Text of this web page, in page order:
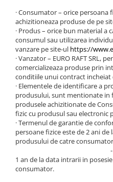
· Consumator – orice persoana
achizitioneaza produse de pe
· Produs – orice bun material a
consumul sau utilizarea
vanzare pe site-ul https://
· Vanzator – EURO RAFT SRL,
comercializeaza produse prin
conditiile unui contract
· Elementele de identificare a
produsului, sunt mentionate in
produsele achizitionate de
fizic cu produsul sau electronic
· Termenul de garantie de
persoane fizice este de 2 ani
produsului de catre
- Pentru
1 an de la data intrarii in
consumator.